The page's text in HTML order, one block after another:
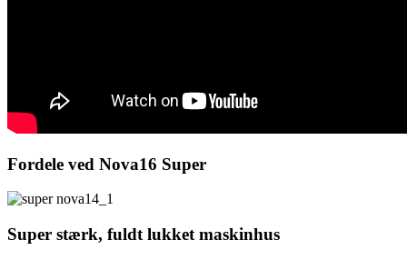
Fordele ved Nova16 Super
Super stærk, fuldt lukket maskinhus